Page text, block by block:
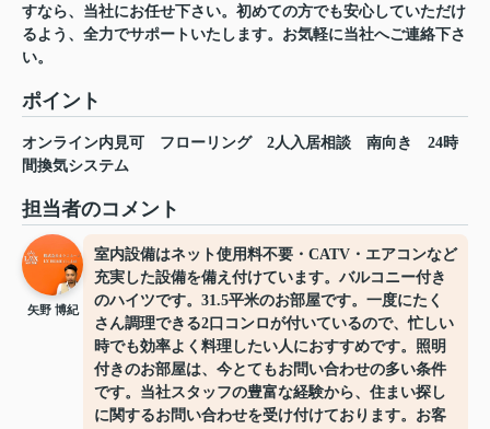
すなら、当社にお任せ下さい。初めての方でも安心していただけ
るよう、全力でサポートいたします。お気軽に当社へご連絡下さ
い。
ポイント
オンライン内見可 フローリング 2人入居相談 南向き
24時
間換気システム
担当者のコメント
矢野 博紀
室内設備はネット使用料不要・CATV・エアコンなど
充実した設備を備え付けています。バルコニー付き
のハイツです。31.5平米のお部屋です。一度にたく
さん調理できる2口コンロが付いているので、忙しい
時でも効率よく料理したい人におすすめです。照明
付きのお部屋は、今とてもお問い合わせの多い条件
です。当社スタッフの豊富な経験から、住まい探し
に関するお問い合わせを受け付けております。お客